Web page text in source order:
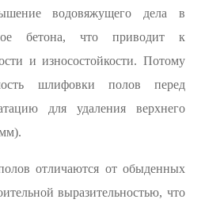
водовяжущего дела в
бетона, что приводит к
и износостойкости. Потому
шлифовки полов перед
для удаления верхнего
отличаются от обыденных
выразительностью, что